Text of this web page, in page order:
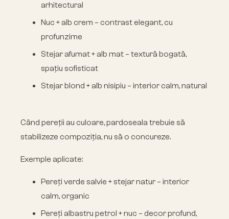
arhitectural
Nuc + alb crem – contrast elegant, cu
profunzime
Stejar afumat + alb mat – textură bogată,
spațiu sofisticat
Stejar blond + alb nisipiu – interior calm, natural
Când pereții au culoare, pardoseala trebuie să
stabilizeze compoziția, nu să o concureze.
Exemple aplicate:
Pereți verde salvie + stejar natur – interior
calm, organic
Pereți albastru petrol + nuc – decor profund,